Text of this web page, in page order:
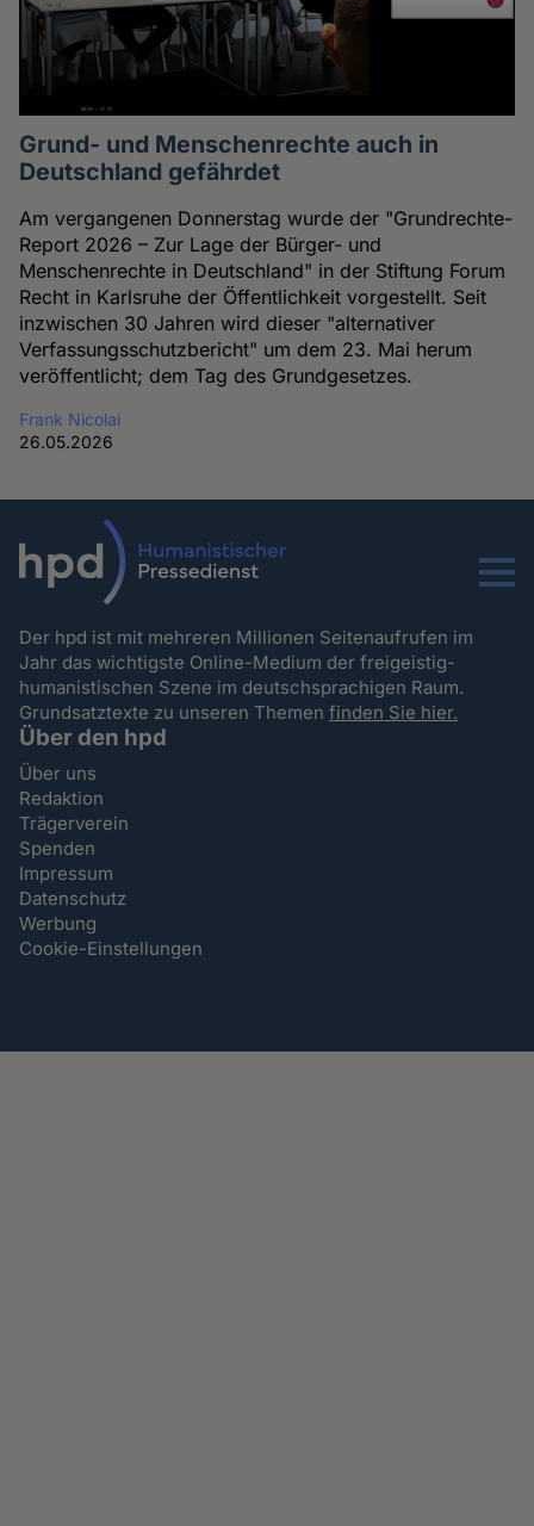
Grund- und Menschenrechte auch in
Deutschland gefährdet
Am vergangenen Donnerstag wurde der "Grundrechte-
Report 2026 – Zur Lage der Bürger- und
Menschenrechte in Deutschland" in der Stiftung Forum
Recht in Karlsruhe der Öffentlichkeit vorgestellt. Seit
inzwischen 30 Jahren wird dieser "alternativer
Verfassungsschutzbericht" um dem 23. Mai herum
veröffentlicht; dem Tag des Grundgesetzes.
Frank Nicolai
26.05.2026
Menu
Der hpd ist mit mehreren Millionen Seitenaufrufen im
Jahr das wichtigste Online-Medium der freigeistig-
humanistischen Szene im deutschsprachigen Raum.
Grundsatztexte zu unseren Themenfinden Sie hier.
Über den hpd
Über uns
Redaktion
Trägerverein
Spenden
Impressum
Datenschutz
Werbung
Cookie-Einstellungen